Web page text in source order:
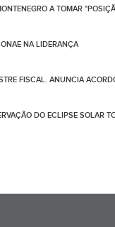
A TOMAR
NA LIDERANÇA
FISCAL. ANUNCIA
DO ECLIPSE SOLAR